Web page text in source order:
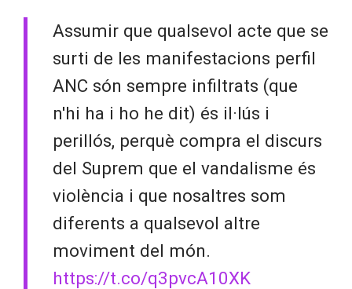
Assumir que qualsevol acte que se
surti de les manifestacions perfil
ANC són sempre infiltrats (que
n'hi ha i ho he dit) és il·lús i
perillós, perquè compra el discurs
del Suprem que el vandalisme és
violència i que nosaltres som
diferents a qualsevol altre
moviment del món.
https://t.co/q3pvcA10XK